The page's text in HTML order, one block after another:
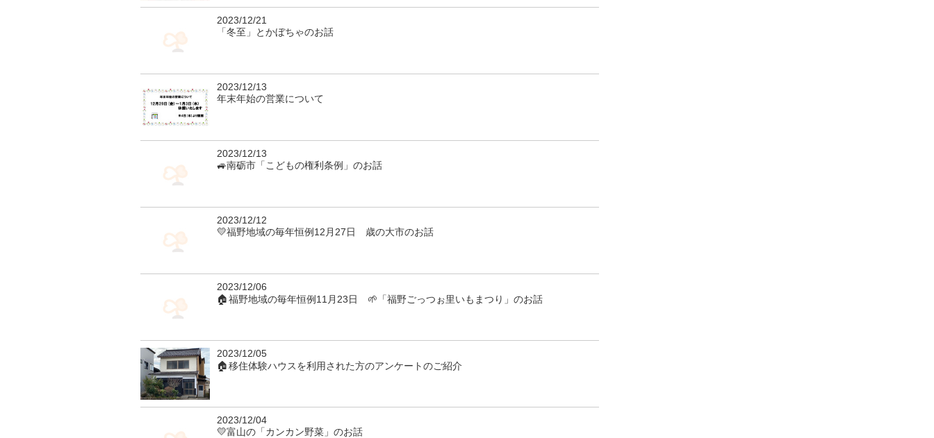
2023/12/21
「冬至」とかぼちゃのお話
2023/12/13
年末年始の営業について
2023/12/13
🚙南砺市「こどもの権利条例」のお話
2023/12/12
💛福野地域の毎年恒例12月27日 歳の大市のお話
2023/12/06
🏠福野地域の毎年恒例11月23日 🌱「福野ごっつぉ里いもまつり」のお話
2023/12/05
🏠移住体験ハウスを利用された方のアンケートのご紹介
2023/12/04
💛富山の「カンカン野菜」のお話